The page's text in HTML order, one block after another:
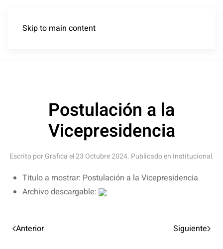
Skip to main content
Postulación a la
Vicepresidencia
Escrito por Grafica el23 Octubre 2024. Publicado en Institucional.
Titulo a mostrar: Postulación a la Vicepresidencia
Archivo descargable:
Anterior Siguiente